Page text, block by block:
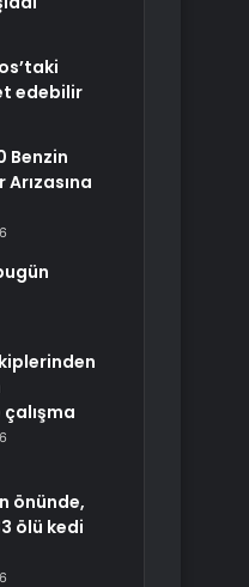
edebilir
Benzin
önünde,
ölü kedi